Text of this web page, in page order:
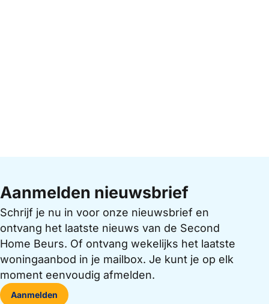
Aanmelden nieuwsbrief
Schrijf je nu in voor onze nieuwsbrief en
ontvang het laatste nieuws van de Second
Home Beurs. Of ontvang wekelijks het laatste
woningaanbod in je mailbox. Je kunt je op elk
moment eenvoudig afmelden.
Aanmelden